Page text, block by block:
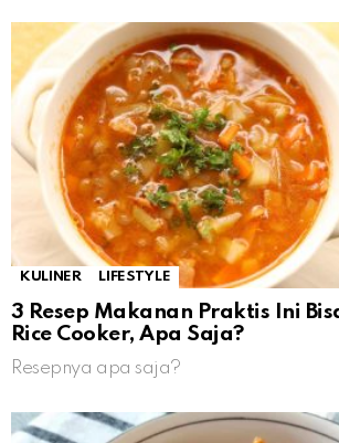
KULINER LIFESTYLE
3 Resep Makanan Praktis Ini
Rice Cooker, Apa Saja?
Resepnya apa saja?